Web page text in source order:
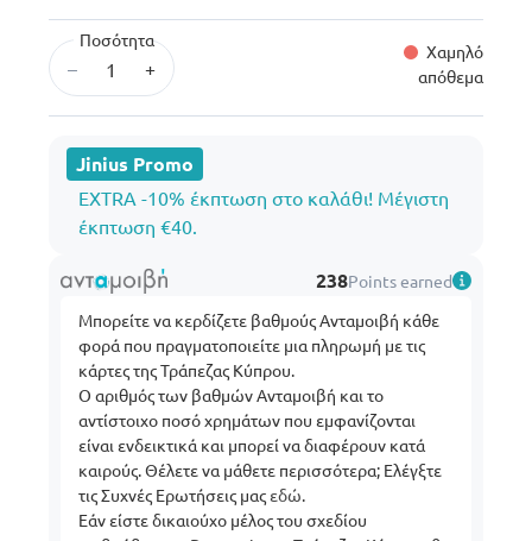
Ποσότητα
– +
Χαμηλό
απόθεμα
Jinius Promo
EXTRA -10% έκπτωση στο καλάθι! Μέγιστη
έκπτωση €40.
238Points earned
Μπορείτε να κερδίζετε βαθμούς Ανταμοιβή κάθε
φορά που πραγματοποιείτε μια πληρωμή με τις
κάρτες της Τράπεζας Κύπρου.
Ο αριθμός των βαθμών Ανταμοιβή και το
αντίστοιχο ποσό χρημάτων που εμφανίζονται
είναι ενδεικτικά και μπορεί να διαφέρουν κατά
καιρούς. Θέλετε να μάθετε περισσότερα; Ελέγξτε
τις Συχνές Ερωτήσεις μαςεδώ.
Εάν είστε δικαιούχο μέλος του σχεδίου